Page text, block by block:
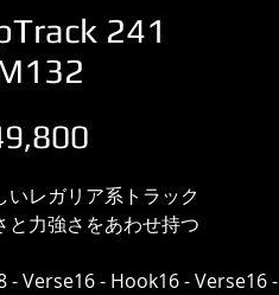
241
格
いレガリア系トラック
と力強さをあわせ持つ
- Verse16 - Hook16 - Verse16 -